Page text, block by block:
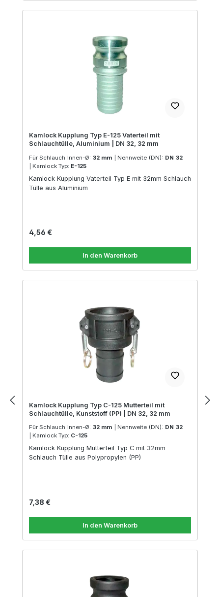
Kamlock Kupplung Typ E-125 Vaterteil mit
Schlauchtülle, Aluminium | DN 32, 32 mm
Für Schlauch Innen-Ø: 32 mm Nennweite (DN): DN 32
Kamlock Typ: E-125
Kamlock Kupplung Vaterteil Typ E mit 32mm Schlauch
Tülle aus Aluminium
Regulärer Preis:
4,56 €
In den Warenkorb
Kamlock Kupplung Typ C-125 Mutterteil mit
Schlauchtülle, Kunststoff (PP) | DN 32, 32 mm
Für Schlauch Innen-Ø: 32 mm Nennweite (DN): DN 32
Kamlock Typ: C-125
Kamlock Kupplung Mutterteil Typ C mit 32mm
Schlauch Tülle aus Polypropylen (PP)
Regulärer Preis:
7,38 €
In den Warenkorb